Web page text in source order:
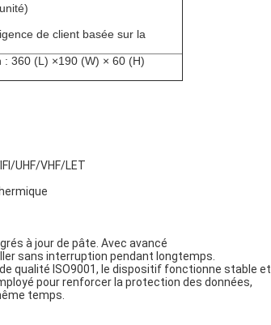
de client basée sur la
(L) ×190 (W) × 60 (H)
UHF/VHF/LET
à jour de pâte. Avec avancé
sans interruption pendant longtemps.
qualité ISO9001, le dispositif fonctionne stable et
pour renforcer la protection des données,
temps.